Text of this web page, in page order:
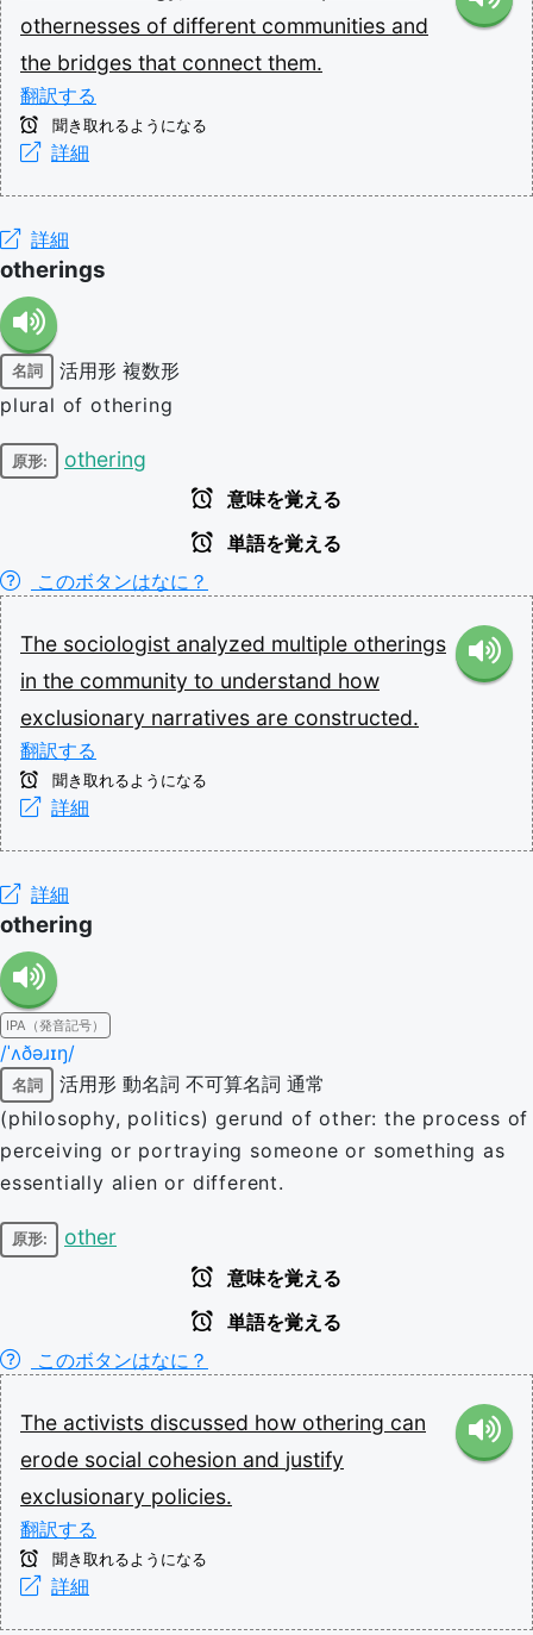
othernesses of different communities and
the bridges that connect them.
翻訳する
聞き取れるようになる
詳細
詳細
otherings
名詞 活用形 複数形
plural of othering
原形: othering
意味を覚える
単語を覚える
このボタンはなに？
The sociologist analyzed multiple otherings
in the community to understand how
exclusionary narratives are constructed.
翻訳する
聞き取れるようになる
詳細
詳細
othering
IPA（発音記号）
/ˈʌðəɹɪŋ/
名詞 活用形 動名詞 不可算名詞 通常
(philosophy, politics) gerund of other: the process of
perceiving or portraying someone or something as
essentially alien or different.
原形: other
意味を覚える
単語を覚える
このボタンはなに？
The activists discussed how othering can
erode social cohesion and justify
exclusionary policies.
翻訳する
聞き取れるようになる
詳細